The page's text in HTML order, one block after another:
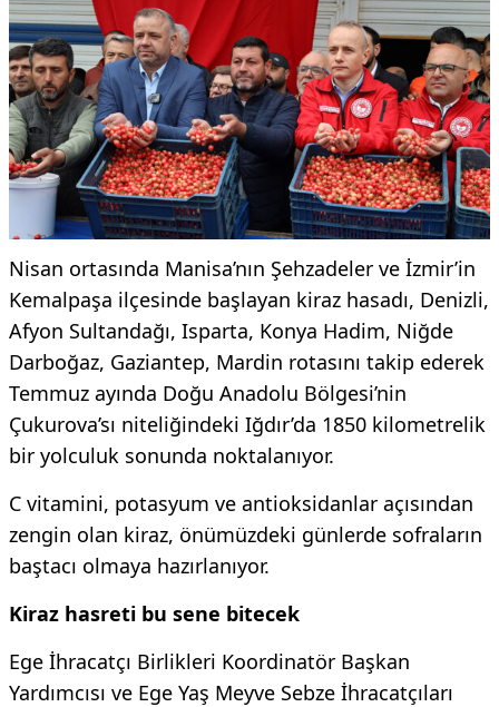
Nisan ortasında Manisa’nın Şehzadeler ve İzmir’in
Kemalpaşa ilçesinde başlayan kiraz hasadı, Denizli,
Afyon Sultandağı, Isparta, Konya Hadim, Niğde
Darboğaz, Gaziantep, Mardin rotasını takip ederek
Temmuz ayında Doğu Anadolu Bölgesi’nin
Çukurova’sı niteliğindeki Iğdır’da 1850 kilometrelik
bir yolculuk sonunda noktalanıyor.
C vitamini, potasyum ve antioksidanlar açısından
zengin olan kiraz, önümüzdeki günlerde sofraların
baştacı olmaya hazırlanıyor.
Kiraz hasreti bu sene bitecek
Ege İhracatçı Birlikleri Koordinatör Başkan
Yardımcısı ve Ege Yaş Meyve Sebze İhracatçıları